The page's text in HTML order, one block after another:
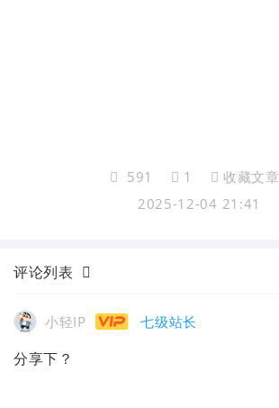
591 1
收藏文章
2025-12-04 21:41
评论列表
小轻IP 七级站长
分享下？